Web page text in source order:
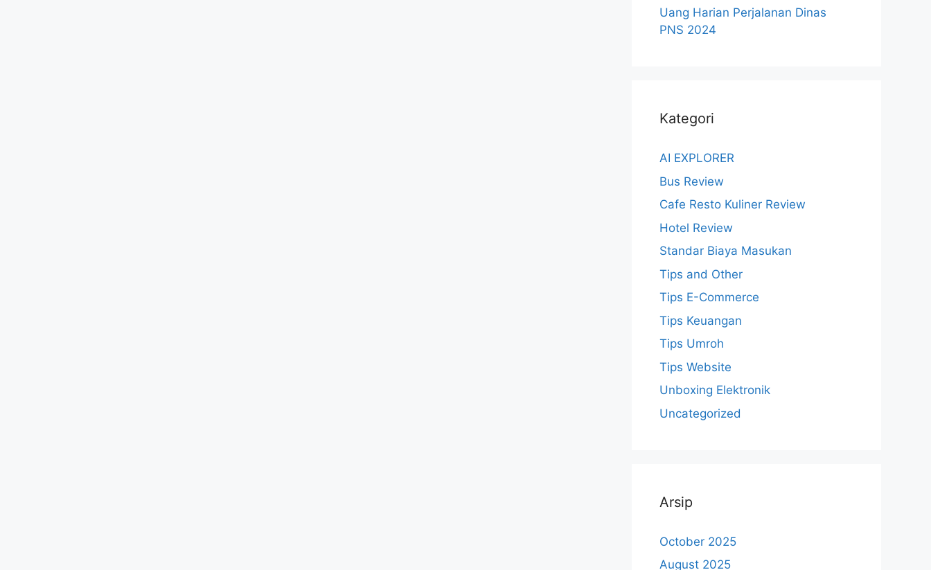
Uang Harian Perjalanan Dinas
PNS 2024
Kategori
AI EXPLORER
Bus Review
Cafe Resto Kuliner Review
Hotel Review
Standar Biaya Masukan
Tips and Other
Tips E-Commerce
Tips Keuangan
Tips Umroh
Tips Website
Unboxing Elektronik
Uncategorized
Arsip
October 2025
August 2025